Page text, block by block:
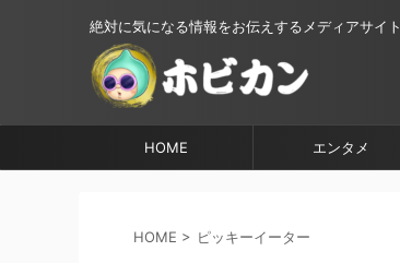
絶対に気になる情報をお伝えするメディアサイト
HOME エンタメ
HOME > ピッキーイーター